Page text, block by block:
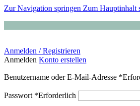
Zur Navigation springen Zum Hauptinhalt
Anmelden / Registrieren
Anmelden Konto erstellen
Benutzername oder E-Mail-Adresse *
Passwort *Erforderlich